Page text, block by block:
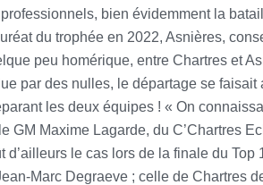
bien évidemment la
du trophée en 2022, Asnières,
peu homérique, entre Chartres et
par des nulles, le départage se
les deux équipes ! « On
GM Maxime Lagarde, du C’Chartres
d’ailleurs le cas lors de la finale du
Marc Degraeve ; celle de Chartres